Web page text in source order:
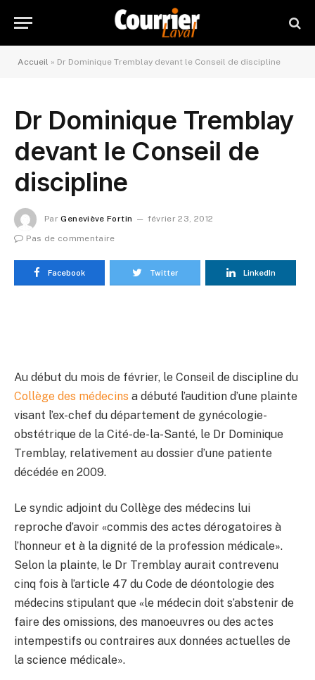
Accueil » Dr Dominique Tremblay devant le Conseil de discipline
Dr Dominique Tremblay
devant le Conseil de
discipline
Par Geneviève Fortin
février 23, 2012
Pas de commentaire
Facebook Twitter LinkedIn
Au début du mois de février, le Conseil de discipline du
Collège des médecins a débuté l’audition d’une plainte
visant l’ex-chef du département de gynécologie-
obstétrique de la Cité-de-la-Santé, le Dr Dominique
Tremblay, relativement au dossier d’une patiente
décédée en 2009.
Le syndic adjoint du Collège des médecins lui
reproche d’avoir «commis des actes dérogatoires à
l’honneur et à la dignité de la profession médicale».
Selon la plainte, le Dr Tremblay aurait contrevenu
cinq fois à l’article 47 du Code de déontologie des
médecins stipulant que «le médecin doit s’abstenir de
faire des omissions, des manoeuvres ou des actes
intempestifs ou contraires aux données actuelles de
la science médicale».